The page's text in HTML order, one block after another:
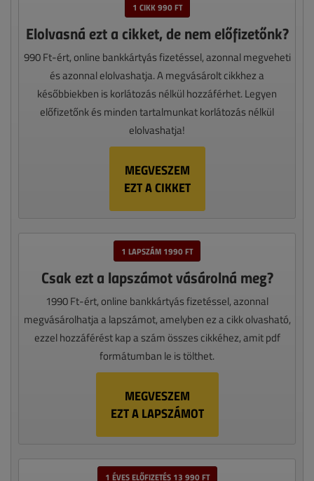
1 CIKK 990 FT
Elolvasná ezt a cikket, de nem előfizetőnk?
990 Ft-ért, online bankkártyás fizetéssel, azonnal megveheti
és azonnal elolvashatja. A megvásárolt cikkhez a
későbbiekben is korlátozás nélkül hozzáférhet. Legyen
előfizetőnk és minden tartalmunkat korlátozás nélkül
elolvashatja!
MEGVESZEM
EZT A CIKKET
1 LAPSZÁM 1990 FT
Csak ezt a lapszámot vásárolná meg?
1990 Ft-ért, online bankkártyás fizetéssel, azonnal
megvásárolhatja a lapszámot, amelyben ez a cikk olvasható,
ezzel hozzáférést kap a szám összes cikkéhez, amit pdf
formátumban le is tölthet.
MEGVESZEM
EZT A LAPSZÁMOT
1 ÉVES ELŐFIZETÉS 13 990 FT